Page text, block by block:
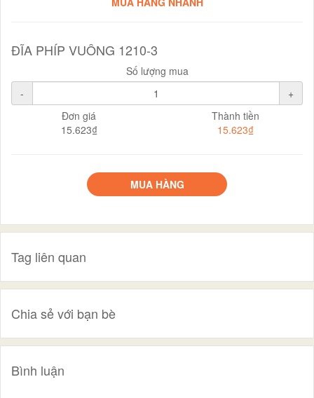
ĐĨA PHÍP VUÔNG 1210-3
Số lượng mua
-
+
Đơn giá
15.623₫
Thành tiền
15.623₫
MUA HÀNG
Tag liên quan
Chia sẻ với bạn bè
Bình luận